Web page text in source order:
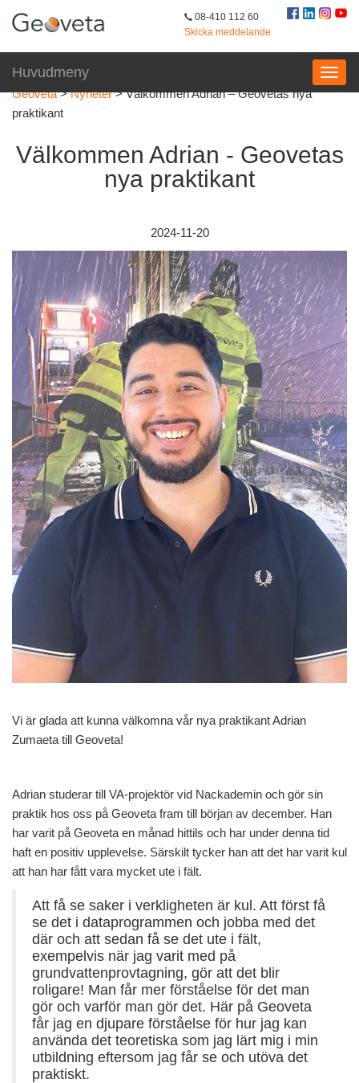
08-410 112 60
Skicka meddelande
Huvudmeny
Geoveta>Nyheter>Välkommen Adrian – Geovetas nya
praktikant
Välkommen Adrian - Geovetas
nya praktikant
2024-11-20
Vi är glada att kunna välkomna vår nya praktikant Adrian
Zumaeta till Geoveta!
Adrian studerar till VA-projektör vid Nackademin och gör sin
praktik hos oss på Geoveta fram till början av december. Han
har varit på Geoveta en månad hittils och har under denna tid
haft en positiv upplevelse. Särskilt tycker han att det har varit kul
att han har fått vara mycket ute i fält.
Att få se saker i verkligheten är kul. Att först få
se det i dataprogrammen och jobba med det
där och att sedan få se det ute i fält,
exempelvis när jag varit med på
grundvattenprovtagning, gör att det blir
roligare! Man får mer förståelse för det man
gör och varför man gör det. Här på Geoveta
får jag en djupare förståelse för hur jag kan
använda det teoretiska som jag lärt mig i min
utbildning eftersom jag får se och utöva det
praktiskt.